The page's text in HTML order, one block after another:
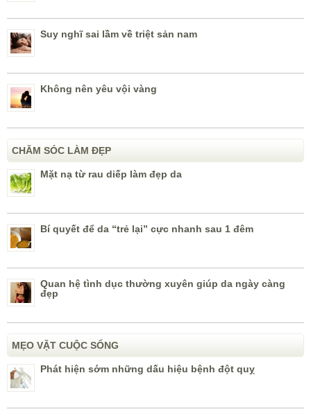
Suy nghĩ sai lầm về triệt sản nam
Không nên yêu vội vàng
CHĂM SÓC LÀM ĐẸP
Mặt nạ từ rau diếp làm đẹp da
Bí quyết để da “trẻ lại” cực nhanh sau 1 đêm
Quan hệ tình dục thường xuyên giúp da ngày càng
đẹp
MẸO VẶT CUỘC SỐNG
Phát hiện sớm những dấu hiệu bệnh đột quỵ